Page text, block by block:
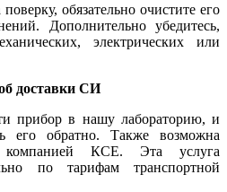
обязательно очистите его
Дополнительно убедитесь,
электрических или
доставки СИ
прибор в нашу лабораторию, и
его обратно. Также возможна
компанией КСЕ. Эта услуга
по тарифам транспортной